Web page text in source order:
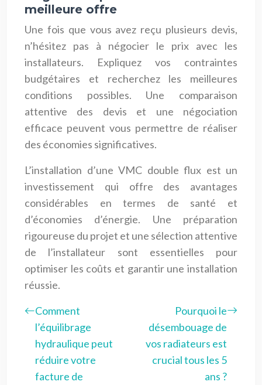
meilleure offre
Une fois que vous avez reçu plusieurs devis,
n’hésitez pas à négocier le prix avec les
installateurs. Expliquez vos contraintes
budgétaires et recherchez les meilleures
conditions possibles. Une comparaison
attentive des devis et une négociation
efficace peuvent vous permettre de réaliser
des économies significatives.
L’installation d’une VMC double flux est un
investissement qui offre des avantages
considérables en termes de santé et
d’économies d’énergie. Une préparation
rigoureuse du projet et une sélection attentive
de l’installateur sont essentielles pour
optimiser les coûts et garantir une installation
réussie.
Comment
l’équilibrage
hydraulique peut
réduire votre
facture de
Pourquoi le
désembouage de
vos radiateurs est
crucial tous les 5
ans ?